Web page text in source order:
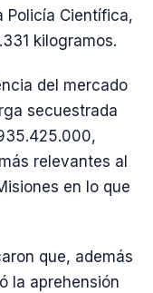
Policía Científica,
kilogramos.
del mercado
secuestrada
relevantes al
en lo que
que, además
la aprehensión